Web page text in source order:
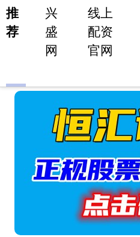
推
荐
兴
盛
网
线上
配资
官网